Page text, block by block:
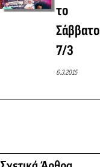
το
Σάββατο
7/3
6.3.2015